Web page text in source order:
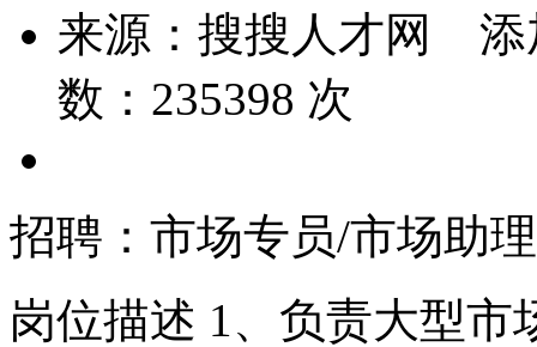
来源： 搜搜人才网
添
数： 235398 次
招聘：市场专员/市场助理
岗位描述 1、负责大型